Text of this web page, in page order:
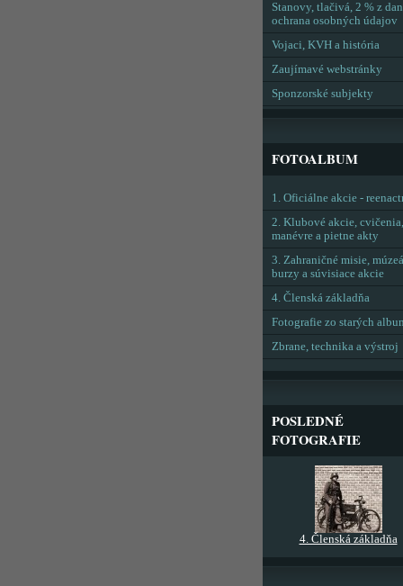
Stanovy, tlačivá, 2 % z
ochrana osobných údajov
Vojaci, KVH a história
Zaujímavé webstránky
Sponzorské subjekty
FOTOALBUM
1. Oficiálne akcie -
2. Klubové akcie, cvičenia,
manévre a pietne akty
3. Zahraničné misie,
burzy a súvisiace akcie
4. Členská základňa
Fotografie zo starých
Zbrane, technika a výstroj
POSLEDNÉ
FOTOGRAFIE
4. Členská základňa